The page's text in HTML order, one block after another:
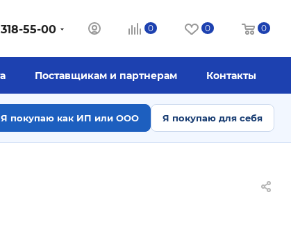
55-00 0 0 0
Поставщикам и партнерам Контакты
Я покупаю как ИП или ООО Я покупаю для себя